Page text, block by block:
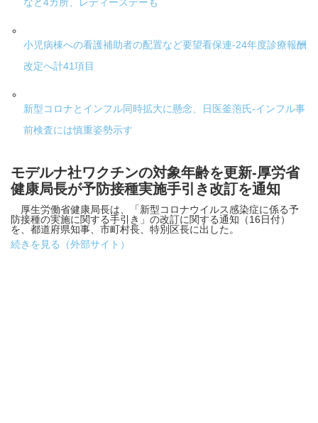
小児病棟への看護補助者の配置など要望看保連-24年度診療報酬
改定へ計41項目
新型コロナとインフル同時拡大に懸念、日医釜萢氏-インフル事
前検査には慎重姿勢示す
モデルナ社ワクチンの対象年齢を更新-厚労省
健康局長が予防接種実施手引き改訂を通知
厚生労働省健康局長は、「新型コロナウイルス感染症に係る予
防接種の実施に関する手引き」の改訂に関する通知（16日付）
を、都道府県知事、市町村長、特別区長に出した。
続きを見る（外部サイト）